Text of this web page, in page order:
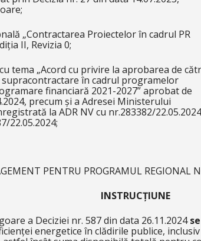
„Contractarea Proiectelor în cadrul PR
II, Revizia 0;
tema „Acord cu privire la aprobarea de
în cadrul programelor
financiară 2021-2027” aprobat de
precum și a Adresei Ministerului
la ADR NV cu nr.283382/
22.05.2024;
PENTRU PROGRAMUL
INSTRUCȚIUNE
a Deciziei nr. 587 din data 26.11.2024
energetice în clădirile publice,